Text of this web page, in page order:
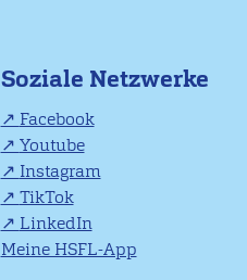
Soziale Netzwerke
Facebook
Youtube
Instagram
TikTok
LinkedIn
Meine HSFL-App